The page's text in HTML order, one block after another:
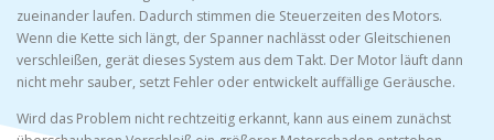
zueinander laufen. Dadurch stimmen die Steuerzeiten des Motors.
Wenn die Kette sich längt, der Spanner nachlässt oder Gleitschienen
verschleißen, gerät dieses System aus dem Takt. Der Motor läuft dann
nicht mehr sauber, setzt Fehler oder entwickelt auffällige Geräusche.
Wird das Problem nicht rechtzeitig erkannt, kann aus einem zunächst